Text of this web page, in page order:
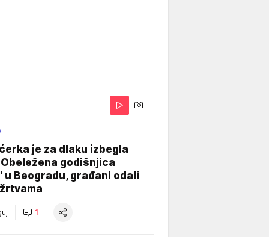
je za dlaku izbegla
godišnjica
u Beogradu, građani odali
1